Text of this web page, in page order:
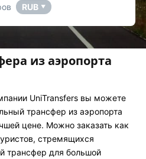
RUB ▼
из аэропорта
UniTransfers вы можете
трансфер из аэропорта
цене. Можно заказать как
стремящихся
трансфер для большой